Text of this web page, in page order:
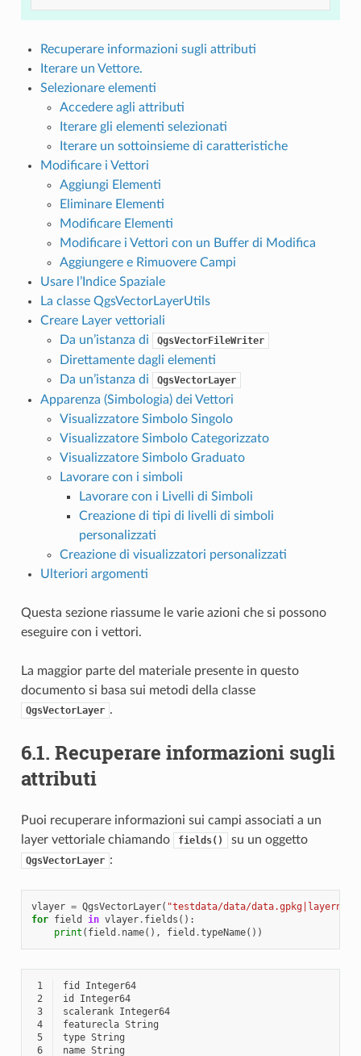
Recuperare informazioni sugli attributi
Iterare un Vettore.
Selezionare elementi
Accedere agli attributi
Iterare gli elementi selezionati
Iterare un sottoinsieme di caratteristiche
Modificare i Vettori
Aggiungi Elementi
Eliminare Elementi
Modificare Elementi
Modificare i Vettori con un Buffer di Modifica
Aggiungere e Rimuovere Campi
Usare l’Indice Spaziale
La classe QgsVectorLayerUtils
Creare Layer vettoriali
Da un’istanza di
QgsVectorFileWriter
Direttamente dagli elementi
Da un’istanza di
QgsVectorLayer
Apparenza (Simbologia) dei Vettori
Visualizzatore Simbolo Singolo
Visualizzatore Simbolo Categorizzato
Visualizzatore Simbolo Graduato
Lavorare con i simboli
Lavorare con i Livelli di Simboli
Creazione di tipi di livelli di simboli
personalizzati
Creazione di visualizzatori personalizzati
Ulteriori argomenti
Questa sezione riassume le varie azioni che si possono
eseguire con i vettori.
La maggior parte del materiale presente in questo
documento si basa sui metodi della classe
QgsVectorLayer .
6.1. Recuperare informazioni sugli
attributi
Puoi recuperare informazioni sui campi associati a un
layer vettoriale chiamando
fields() su un oggetto
QgsVectorLayer :
vlayer = QgsVectorLayer( "testdata/data/
for field in vlayer. fields ():
print ( field . name(), field .typeName())
1
fid Integer64
2
id Integer64
3
scalerank Integer64
4
5
6